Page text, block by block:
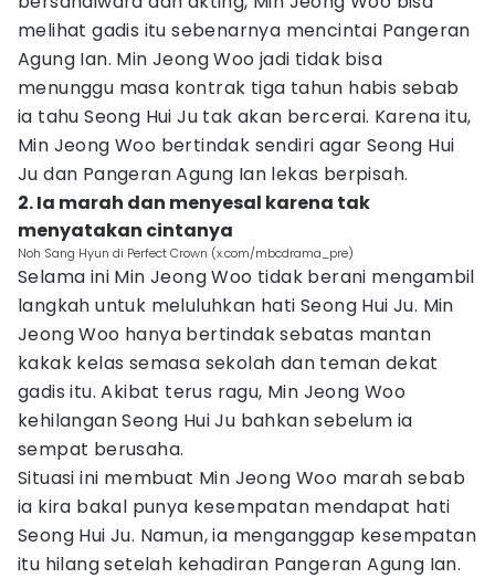
melihat gadis itu sebenarnya mencintai Pangeran
Agung Ian. Min Jeong Woo jadi tidak bisa
menunggu masa kontrak tiga tahun habis sebab
ia tahu Seong Hui Ju tak akan bercerai. Karena itu,
Min Jeong Woo bertindak sendiri agar Seong Hui
Ju dan Pangeran Agung Ian lekas berpisah.
2. Ia marah dan menyesal karena tak
menyatakan cintanya
Noh Sang Hyun di Perfect Crown (x.com/mbcdrama_pre)
Selama ini Min Jeong Woo tidak berani mengambil
langkah untuk meluluhkan hati Seong Hui Ju. Min
Jeong Woo hanya bertindak sebatas mantan
kakak kelas semasa sekolah dan teman dekat
gadis itu. Akibat terus ragu, Min Jeong Woo
kehilangan Seong Hui Ju bahkan sebelum ia
sempat berusaha.
Situasi ini membuat Min Jeong Woo marah sebab
ia kira bakal punya kesempatan mendapat hati
Seong Hui Ju. Namun, ia menganggap kesempatan
itu hilang setelah kehadiran Pangeran Agung Ian.